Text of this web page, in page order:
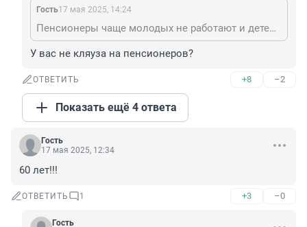
Гость17 мая 2025, 14:24
Пенсионеры чаще молодых не работают и детей не растят-отсюда и их активность. Времени много свободного -вот и пишут обращения везде, а чаще элементарные кляузы.
У вас не кляуза на пенсионеров?
ОТВЕТИТЬ +8 –2
Показать ещё 4 ответа
Гость
17 мая 2025, 12:34
60 лет!!!
ОТВЕТИТЬ 1 +3 –0
Гость